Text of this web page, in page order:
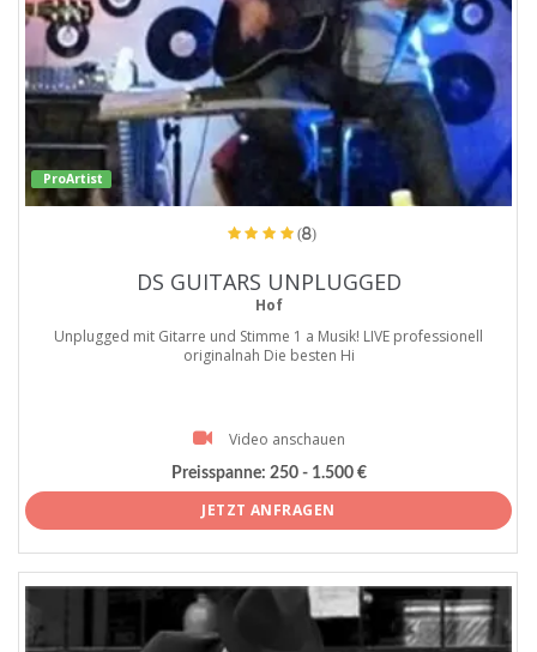
ProArtist
(8)
DS GUITARS UNPLUGGED
Hof
Unplugged mit Gitarre und Stimme 1 a Musik! LIVE professionell
originalnah Die besten Hi
Video anschauen
Preisspanne: 250 - 1.500 €
JETZT ANFRAGEN